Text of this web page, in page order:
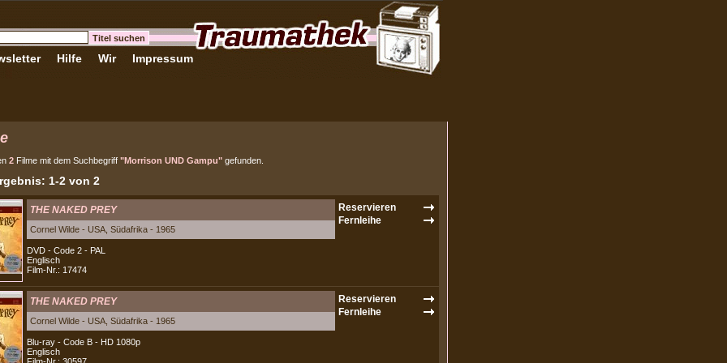
Hilfe Wir Impressum
2 Filme mit dem Suchbegriff "Morrison UND Gampu" gefunden.
1-2 von 2
THE NAKED PREY
Cornel Wilde - USA, Südafrika - 1965
DVD - Code 2 - PAL
Englisch
Film-Nr.: 17474
THE NAKED PREY
Cornel Wilde - USA, Südafrika - 1965
Blu-ray - Code B - HD 1080p
Englisch